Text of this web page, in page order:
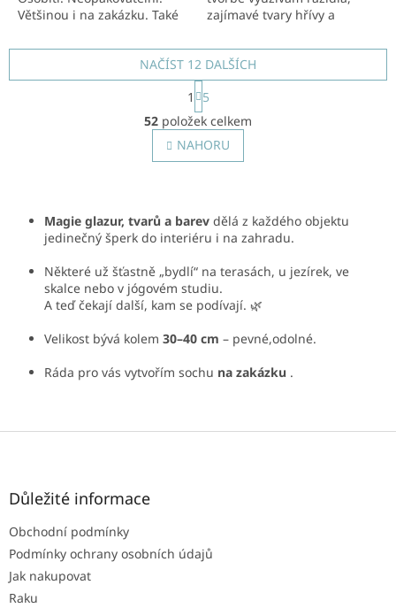
Většinou i na zakázku. Také
obchodě. Tvar a barevnost...
zajímavé tvary hřívy a
krasavec je vysoký 29 x
25cm....
O
v
l
á
c
í
p
r
v
k
y
v
ý
p
i
NAČÍST 12 DALŠÍCH
S
t
r
á
n
k
n
í
1
5
52 položek celkem
NAHORU
Magie glazur, tvarů a barev dělá z každého objektu
jedinečný šperk do interiéru i na zahradu.
Některé už šťastně „bydlí“ na terasách, u jezírek, ve
skalce nebo v jógovém studiu.
A teď čekají další, kam se podívají. 🌿
Velikost bývá kolem 30–40 cm – pevné,odolné.
Ráda pro vás vytvořím sochu na zakázku .
Z
Důležité informace
Obchodní podmínky
Podmínky ochrany osobních údajů
Jak nakupovat
Raku